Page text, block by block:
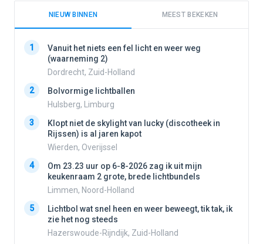
NIEUW BINNEN MEEST BEKEKEN
1
Vanuit het niets een fel licht en weer weg
(waarneming 2)
Dordrecht, Zuid-Holland
2
Bolvormige lichtballen
Hulsberg, Limburg
3
Klopt niet de skylight van lucky (discotheek in
Rijssen) is al jaren kapot
Wierden, Overijssel
4
Om 23.23 uur op 6-8-2026 zag ik uit mijn
keukenraam 2 grote, brede lichtbundels
Limmen, Noord-Holland
5
Lichtbol wat snel heen en weer beweegt, tik tak, ik
zie het nog steeds
Hazerswoude-Rijndijk, Zuid-Holland